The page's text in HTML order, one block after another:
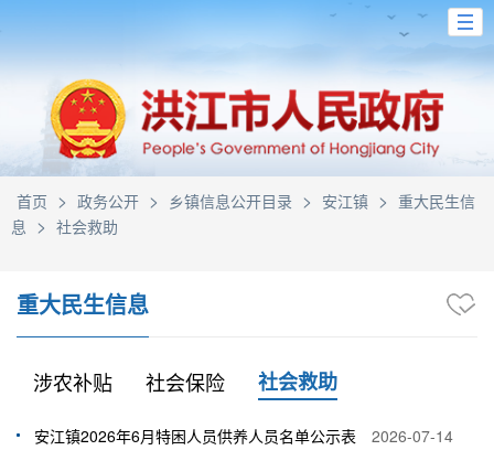
首页 > 政务公开 > 乡镇信息公开目录 > 安江镇 > 重大民生信
息 > 社会救助
重大民生信息
涉农补贴 社会保险 社会救助
安江镇2026年6月特困人员供养人员名单公示表
2026-07-14